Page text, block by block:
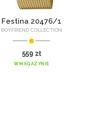
Festina 20476/1
BOYFRIEND COLLECTION
559 zł
W MAGAZYNIE